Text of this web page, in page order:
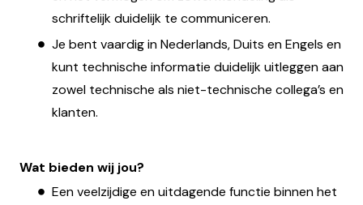
schriftelijk duidelijk te communiceren.
Je bent vaardig in Nederlands, Duits en Engels en
kunt technische informatie duidelijk uitleggen aan
zowel technische als niet-technische collega’s en
klanten.
Wat bieden wij jou?
Een veelzijdige en uitdagende functie binnen het